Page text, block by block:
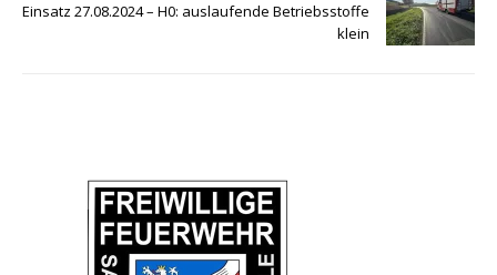
Einsatz 27.08.2024 – H0: auslaufende Betriebsstoffe
klein